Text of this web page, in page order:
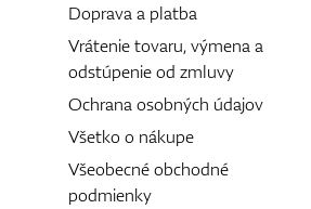
Doprava a platba
Vrátenie tovaru, výmena a
odstúpenie od zmluvy
Ochrana osobných údajov
Všetko o nákupe
Všeobecné obchodné
podmienky